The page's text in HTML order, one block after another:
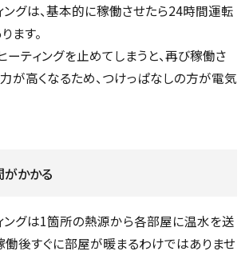
ングは、基本的に稼働させたら24時間運転
ます。
ーティングを止めてしまうと、再び稼働さ
が高くなるため、つけっぱなしの方が電気
かかる
ングは1箇所の熱源から各部屋に温水を送
働後すぐに部屋が暖まるわけではありませ